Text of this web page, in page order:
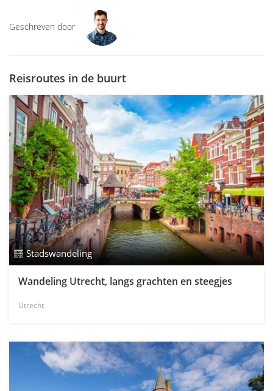
Geschreven door
Reisroutes in de buurt
Stadswandeling
Wandeling Utrecht, langs grachten en steegjes
Utrecht